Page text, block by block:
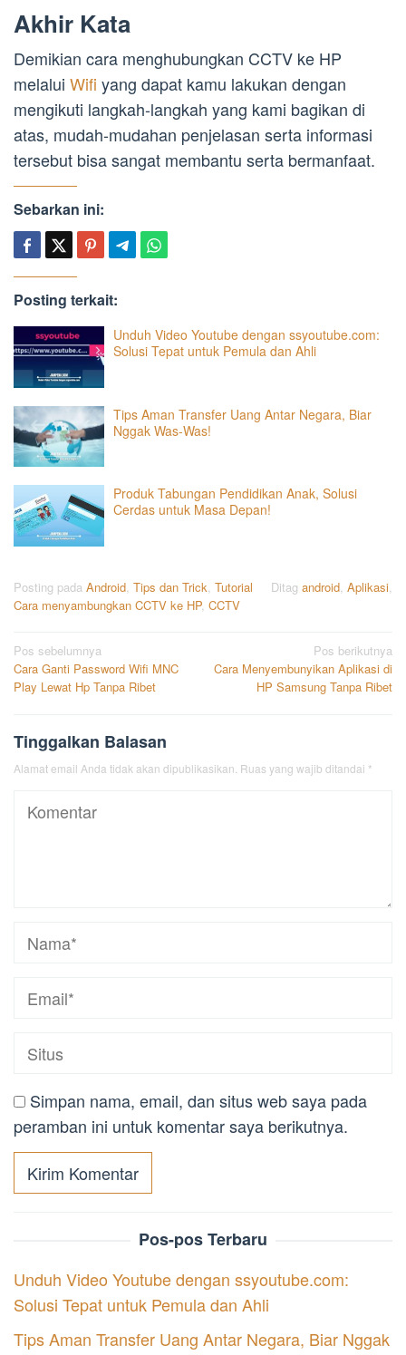
Akhir Kata
Demikian cara menghubungkan CCTV ke HP
melalui Wifi yang dapat kamu lakukan dengan
mengikuti langkah-langkah yang kami bagikan di
atas, mudah-mudahan penjelasan serta informasi
tersebut bisa sangat membantu serta bermanfaat.
Sebarkan ini:
Posting terkait:
Unduh Video Youtube dengan ssyoutube.com:
Solusi Tepat untuk Pemula dan Ahli
Tips Aman Transfer Uang Antar Negara, Biar
Nggak Was-Was!
Produk Tabungan Pendidikan Anak, Solusi
Cerdas untuk Masa Depan!
Posting pada Android Tips dan Trick Tutorial Ditag android Aplikasi
Cara menyambungkan CCTV ke HP, CCTV
Navigasi
pos
Pos sebelumnya
Cara Ganti Password Wifi MNC
Play Lewat Hp Tanpa Ribet
Pos berikutnya
Cara Menyembunyikan Aplikasi di
HP Samsung Tanpa Ribet
Tinggalkan Balasan
Alamat email Anda tidak akan dipublikasikan. Ruas yang wajib ditandai *
Simpan nama, email, dan situs web saya pada
peramban ini untuk komentar saya berikutnya.
Pos-pos Terbaru
Unduh Video Youtube dengan ssyoutube.com:
Solusi Tepat untuk Pemula dan Ahli
Tips Aman Transfer Uang Antar Negara, Biar Nggak